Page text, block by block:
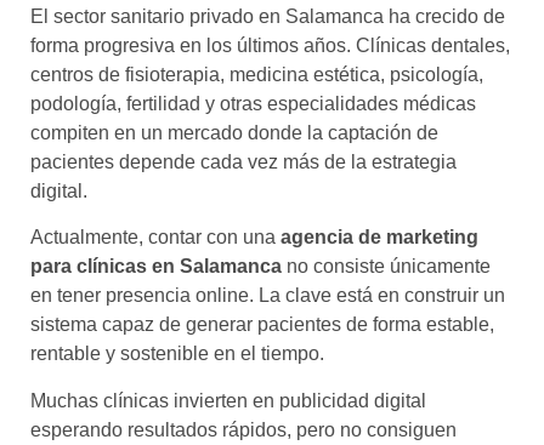
El sector sanitario privado en Salamanca ha crecido de
forma progresiva en los últimos años. Clínicas dentales,
centros de fisioterapia, medicina estética, psicología,
podología, fertilidad y otras especialidades médicas
compiten en un mercado donde la captación de
pacientes depende cada vez más de la estrategia
digital.
Actualmente, contar con una agencia de marketing
para clínicas en Salamanca no consiste únicamente
en tener presencia online. La clave está en construir un
sistema capaz de generar pacientes de forma estable,
rentable y sostenible en el tiempo.
Muchas clínicas invierten en publicidad digital
esperando resultados rápidos, pero no consiguen